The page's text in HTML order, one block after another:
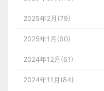
2025年2月(79)
2025年1月(60)
2024年12月(61)
2024年11月(84)